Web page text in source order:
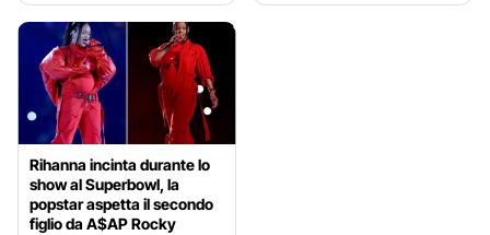
Rihanna incinta durante lo
show al Superbowl, la
popstar aspetta il secondo
figlio da A$AP Rocky